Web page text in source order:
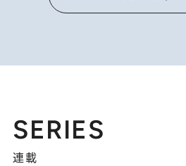
SERIES
連載